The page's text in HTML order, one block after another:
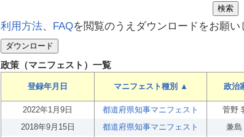
利用方法、 FAQを閲覧のうえダウンロードをお願い
政策（マニフェスト）一覧
登録年月日 マニフェスト種別 ▲ 政治
2022年1月9日
都道府県知事マニフェスト 菅野
2018年9月15日
都道府県知事マニフェスト 兼島